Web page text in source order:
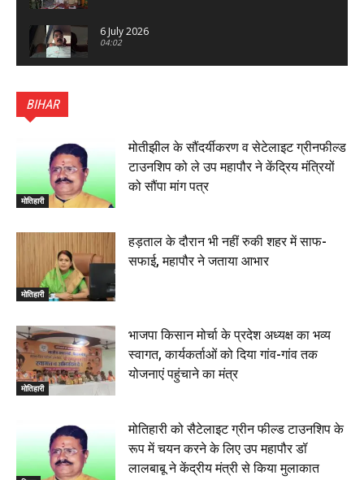
6 July 2026
04:02
का भव्य पथ संचलन, 5 July 2026
बेतिया : मझौलिया में 1.24 क्विंटल गांजा के साथ बोलेरो ज़ब्त, दो
तस्कर गिरफ्तार, 4 July 2026
00:39
00:33
रक्सौल : सुरक्षा जॉंच को सोना-चांदी दुकानों का एसडीपीओ और
थानाध्यक्ष ने किया निरीक्षण, 19 June 2026
00:58
बेतिया में सगे भाई ने मां के साथ मिलकर की भाई की हत्या, शव
जलाया, दोनों गिरफ्तार, 14 June 2026
00:12
मोतिहारी। NDA सरकार, 12 साल विश्वास के, मीडिया संवाद में
सांसद रधामोहन सिंह, 13 June 2026
02:19
BIHAR
मोतिहारी
मोतीझील के सौंदर्यीकरण व सेटेलाइट ग्रीनफील्ड
टाउनशिप को ले उप महापौर ने केंद्रिय मंत्रियों
को सौंपा मांग पत्र
मोतिहारी
हड़ताल के दौरान भी नहीं रुकी शहर में साफ-
सफाई, महापौर ने जताया आभार
मोतिहारी
भाजपा किसान मोर्चा के प्रदेश अध्यक्ष का भव्य
स्वागत, कार्यकर्ताओं को दिया गांव-गांव तक
योजनाएं पहुंचाने का मंत्र
मोतिहारी को सैटेलाइट ग्रीन फील्ड टाउनशिप के
रूप में चयन करने के लिए उप महापौर डॉ
लालबाबू ने केंद्रीय मंत्री से किया मुलाकात